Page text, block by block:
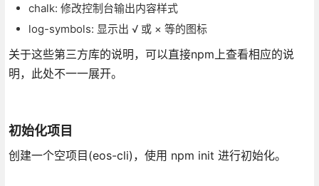
chalk: 修改控制台输出内容样式
log-symbols: 显示出 √ 或 × 等的图标
关于这些第三方库的说明，可以直接npm上查看相应的说
明，此处不一一展开。
初始化项目
创建一个空项目(eos-cli)，使用 npm init 进行初始化。